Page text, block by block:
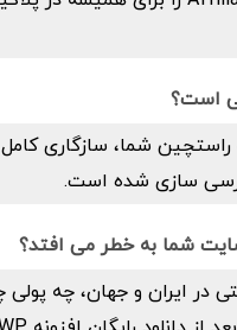
شما، سازگاری کامل
در ایران و جهان، چه